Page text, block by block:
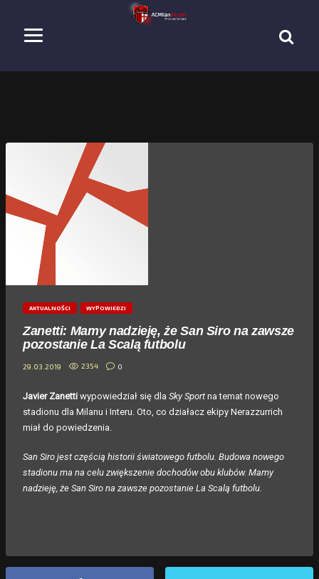
AKTUALNOŚCI WYPOWIEDZI
Zanetti: Mamy nadzieję, że San Siro na zawsze
pozostanie La Scalą futbolu
29.03.2019 2354 0
Javier Zanetti wypowiedział się dla Sky Sport na temat nowego
stadionu dla Milanu i Interu. Oto, co działacz ekipy Nerazzurrich
miał do powiedzenia.
San Siro jest częścią historii światowego futbolu. Budowa nowego
stadionu ma na celu zwiększenie dochodów obu klubów. Mamy
nadzieję, że San Siro na zawsze pozostanie La Scalą futbolu.